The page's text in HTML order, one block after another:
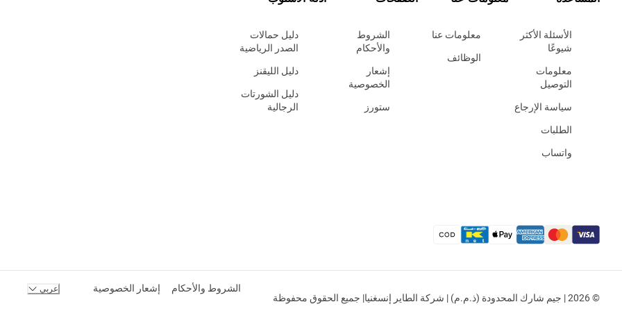
الأسئلة الأكثر
شيوعًا
معلومات
التوصيل
سياسة الإرجاع
الطلبات
واتساب
معلومات عنا
الوظائف
الشروط
والأحكام
إشعار
الخصوصية
ستورز
دليل حمالات
الصدر الرياضية
دليل الليقنز
دليل الشورتات
الرجالية
© 2026 | جيم شارك المحدودة (ذ.م.م) | شركة الطاير إنسغنيا| جميع الحقوق محفوظة
الشروط والأحكام إشعار الخصوصية عربي